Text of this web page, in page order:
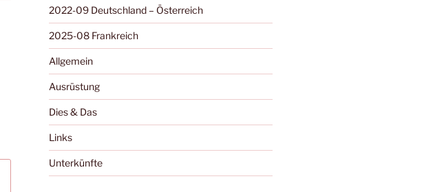
2022-09 Deutschland – Österreich
2025-08 Frankreich
Allgemein
Ausrüstung
Dies & Das
Links
Unterkünfte